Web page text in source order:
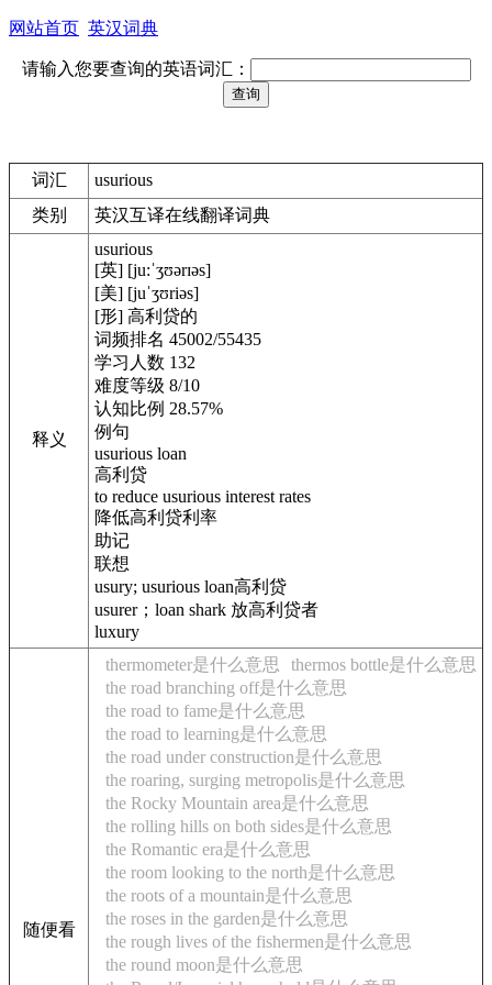
网站首页 英汉词典
请输入您要查询的英语词汇：
词汇
usurious
类别
英汉互译在线翻译词典
释义
usurious
[英] [ju:ˈʒʊərɪəs]
[美] [juˈʒʊriəs]
[形] 高利贷的
词频排名 45002/55435
学习人数 132
难度等级 8/10
认知比例 28.57%
例句
usurious loan
高利贷
to reduce usurious interest rates
降低高利贷利率
助记
联想
usury; usurious loan高利贷
usurer；loan shark 放高利贷者
luxury
随便看
thermometer是什么意思
thermos bottle是什么意思
the road branching off是什么意思
the road to fame是什么意思
the road to learning是什么意思
the road under construction是什么意思
the roaring, surging metropolis是什么意思
the Rocky Mountain area是什么意思
the rolling hills on both sides是什么意思
the Romantic era是什么意思
the room looking to the north是什么意思
the roots of a mountain是什么意思
the roses in the garden是什么意思
the rough lives of the fishermen是什么意思
the round moon是什么意思